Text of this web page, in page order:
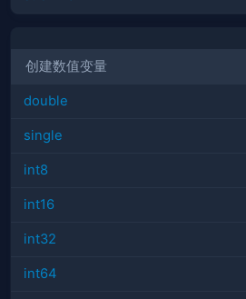
创建数值变量
double
single
int8
int16
int32
int64